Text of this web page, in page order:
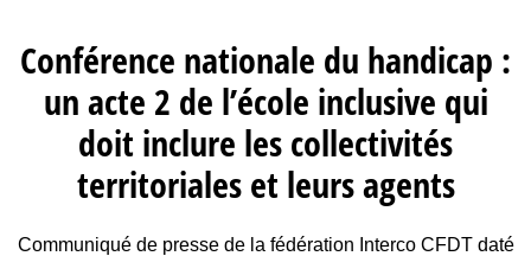
Conférence nationale du handicap :
un acte 2 de l’école inclusive qui
doit inclure les collectivités
territoriales et leurs agents
Communiqué de presse de la fédération Interco CFDT daté